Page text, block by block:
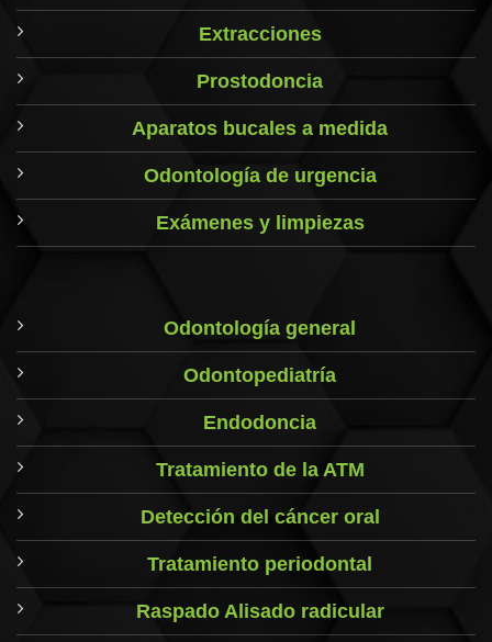
Extracciones
Prostodoncia
Aparatos bucales a medida
Odontología de urgencia
Exámenes y limpiezas
Odontología general
Odontopediatría
Endodoncia
Tratamiento de la ATM
Detección del cáncer oral
Tratamiento periodontal
Raspado Alisado radicular